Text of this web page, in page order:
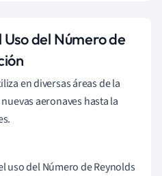
del Número de
en diversas áreas de la
aeronaves hasta la
uso del Número de Reynolds